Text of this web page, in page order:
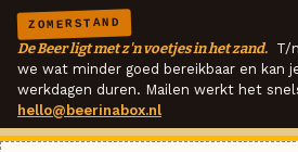
ZOMERSTAND
De Beer ligt met z'n voetjes in het zand. T/
we wat minder goed bereikbaar en kan
werkdagen duren. Mailen werkt het
hello@beerinabox.nl